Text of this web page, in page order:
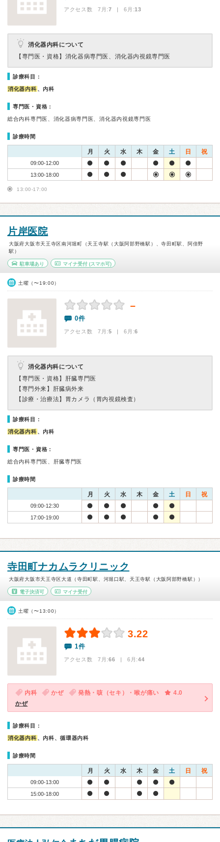
アクセス数 7月:7 | 6月:13
消化器内科について
【専門医・資格】 消化器病専門医、消化器内視鏡専門医
診療科目：
消化器内科 、内科
専門医・資格：
総合内科専門医、消化器病専門医、消化器内視鏡専門医
診療時間
月 火 水 木 金 土 日 祝
09:00-12:00
13:00-18:00
13:00-17:00
片岸医院
大阪府大阪市天王寺区南河堀町（天王寺駅（大阪阿部野橋駅）、寺田町駅、阿倍野
駅）
駐車場あり マイナ受付(スマホ可)
土曜（〜19:00）
－
0件
アクセス数 7月:5 | 6月:6
消化器内科について
【専門医・資格】 肝臓専門医
【専門外来】 肝臓病外来
【診療・治療法】 胃カメラ（胃内視鏡検査）
診療科目：
消化器内科 、内科
専門医・資格：
総合内科専門医、肝臓専門医
診療時間
月 火 水 木 金 土 日 祝
09:00-12:30
17:00-19:00
寺田町ナカムラクリニック
大阪府大阪市天王寺区大道（寺田町駅、河堀口駅、天王寺駅（大阪阿部野橋駅））
電子決済可 マイナ受付
土曜（〜13:00）
3.22
1件
アクセス数 7月:66 | 6月:44
内科 かぜ 発熱・咳（セキ）・喉が痛い
4.0
かぜ
診療科目：
消化器内科 、内科、循環器内科
診療時間
月 火 水 木 金 土 日 祝
09:00-13:00
15:00-18:00